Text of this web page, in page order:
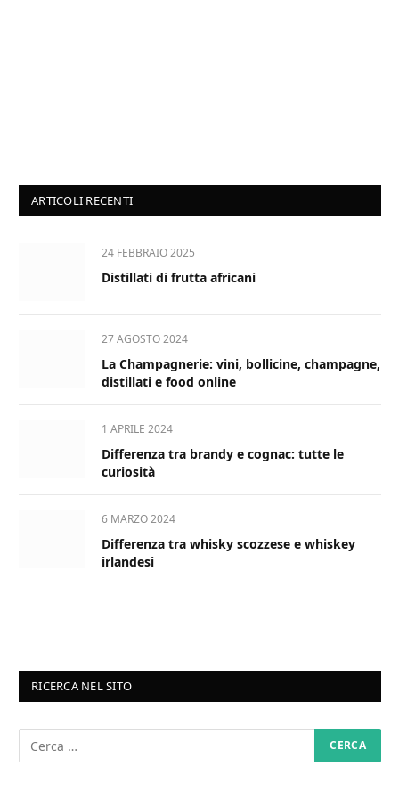
ARTICOLI RECENTI
24 FEBBRAIO 2025
Distillati di frutta africani
27 AGOSTO 2024
La Champagnerie: vini, bollicine, champagne,
distillati e food online
1 APRILE 2024
Differenza tra brandy e cognac: tutte le
curiosità
6 MARZO 2024
Differenza tra whisky scozzese e whiskey
irlandesi
RICERCA NEL SITO